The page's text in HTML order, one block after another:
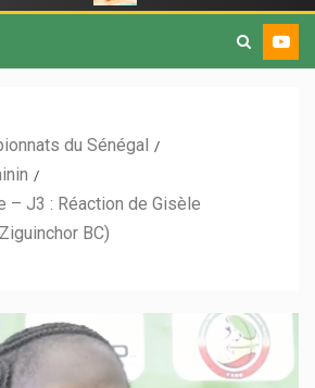
du Sénégal
– J3 : Réaction de Gisèle
BC)